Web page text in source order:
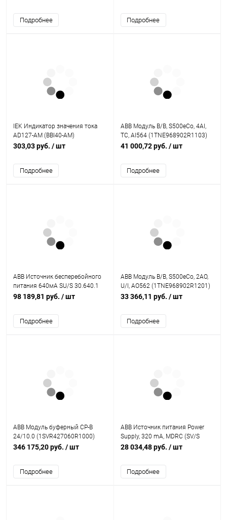
Подробнее Подробнее
IEK Индикатор значения тока
AD127-AM (BBI40-AM)
303,03 руб. / шт
Подробнее
ABB Модуль В/В, S500eCo, 4AI,
TC, AI564 (1TNE968902R1103)
41 000,72 руб. / шт
Подробнее
ABB Источник бесперебойного
питания 640мА SU/S 30.640.1
MDRC (GHQ6310049R0111)
98 189,81 руб. / шт
Подробнее
ABB Модуль В/В, S500eCo, 2AO,
U/I, AO562 (1TNE968902R1201)
33 366,11 руб. / шт
Подробнее
ABB Модуль буферный CP-B
24/10.0 (1SVR427060R1000)
346 175,20 руб. / шт
Подробнее
ABB Источник питания Power
Supply, 320 mA, MDRC (SV/S
30.320.1.1) (2CDG110166R0011)
28 034,48 руб. / шт
Подробнее